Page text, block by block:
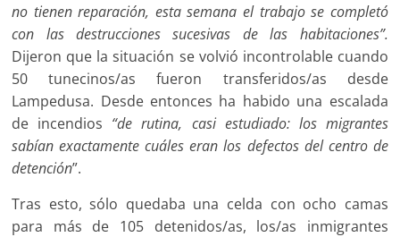
no tienen reparación, esta semana el trabajo se completó
con las destrucciones sucesivas de las habitaciones”.
Dijeron que la situación se volvió incontrolable cuando
50 tunecinos/as fueron transferidos/as desde
Lampedusa. Desde entonces ha habido una escalada
de incendios “de rutina, casi estudiado: los migrantes
sabían exactamente cuáles eran los defectos del centro de
detención”.
Tras esto, sólo quedaba una celda con ocho camas
para más de 105 detenidos/as, los/as inmigrantes